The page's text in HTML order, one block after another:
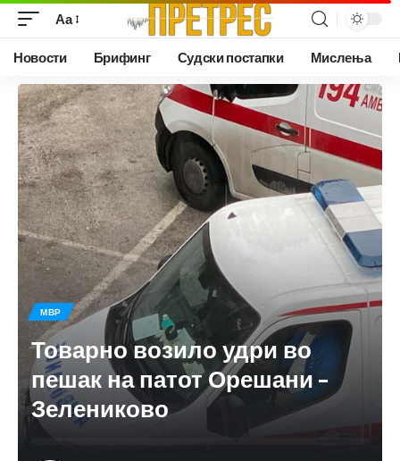
Аа
Новости Брифинг Судски постапки Мислења
МВР
Товарно возило удри во
пешак на патот Орешани –
Зелениково